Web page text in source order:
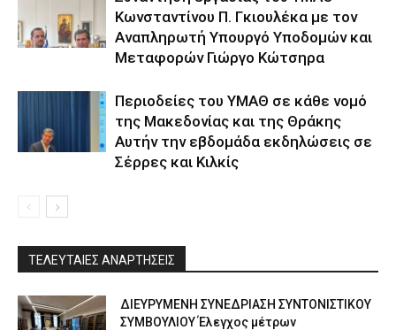
Κωνσταντίνου Π. Γκιουλέκα με τον
Αναπληρωτή Υπουργό Υποδομών και
Μεταφορών Γιώργο Κώτσηρα
Περιοδείες του ΥΜΑΘ σε κάθε νομό
της Μακεδονίας και της Θράκης
Αυτήν την εβδομάδα εκδηλώσεις σε
Σέρρες και Κιλκίς
ΤΕΛΕΥΤΑΙΕΣ ΑΝΑΡΤΗΣΕΙΣ
ΔΙΕΥΡΥΜΕΝΗ ΣΥΝΕΔΡΙΑΣΗ ΣΥΝΤΟΝΙΣΤΙΚΟΥ
ΣΥΜΒΟΥΛΙΟΥ Έλεγχος μέτρων